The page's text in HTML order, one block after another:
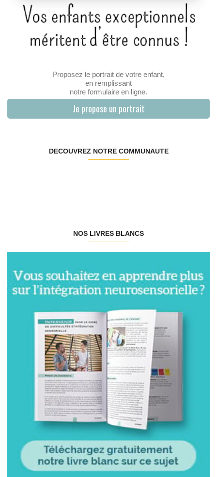
Proposez le portrait de votre enfant,
en remplissant
notre formulaire en ligne.
Je propose un portrait
DÉCOUVREZ NOTRE COMMUNAUTÉ
NOS LIVRES BLANCS